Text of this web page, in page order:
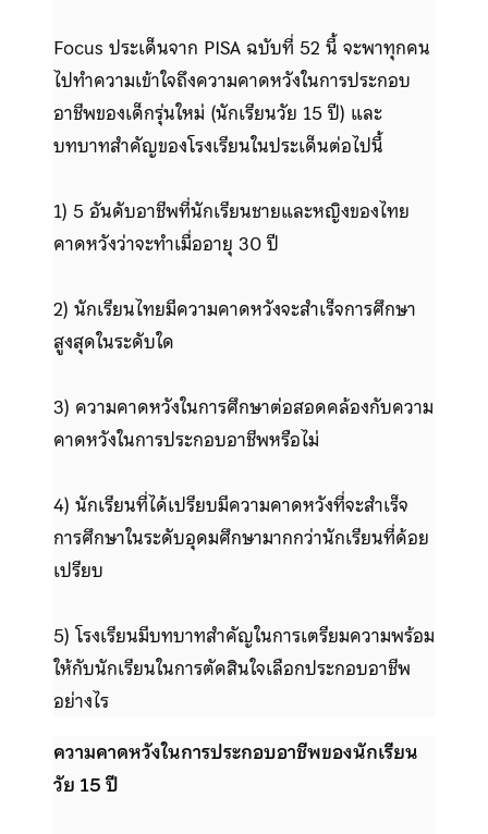
Focus ประเด็นจาก PISA ฉบับที่ 52 นี้ จะพาทุกคน
ไปทำความเข้าใจถึงความคาดหวังในการประกอบ
อาชีพของเด็กรุ่นใหม่ (นักเรียนวัย 15 ปี) และ
บทบาทสำคัญของโรงเรียนในประเด็นต่อไปนี้
1) 5 อันดับอาชีพที่นักเรียนชายและหญิงของไทย
คาดหวังว่าจะทำเมื่ออายุ 30 ปี
2) นักเรียนไทยมีความคาดหวังจะสำเร็จการศึกษา
สูงสุดในระดับใด
3) ความคาดหวังในการศึกษาต่อสอดคล้องกับความ
คาดหวังในการประกอบอาชีพหรือไม่
4) นักเรียนที่ได้เปรียบมีความคาดหวังที่จะสำเร็จ
การศึกษาในระดับอุดมศึกษามากกว่านักเรียนที่ด้อย
เปรียบ
5) โรงเรียนมีบทบาทสำคัญในการเตรียมความพร้อม
ให้กับนักเรียนในการตัดสินใจเลือกประกอบอาชีพ
อย่างไร
ความคาดหวังในการประกอบอาชีพของนักเรียน
วัย 15 ปี